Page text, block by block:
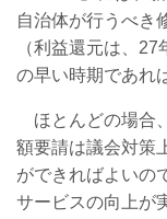
自治体が行うべき
（利益還元は、
の早い時期であれ
ほとんどの場合
額要請は議会対策
ができればよいの
サービスの向上が